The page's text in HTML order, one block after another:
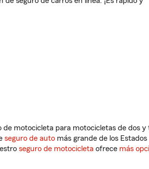
de motocicleta para motocicletas de dos y
seguro de auto más grande de los Estados
seguro de motocicleta ofrece más